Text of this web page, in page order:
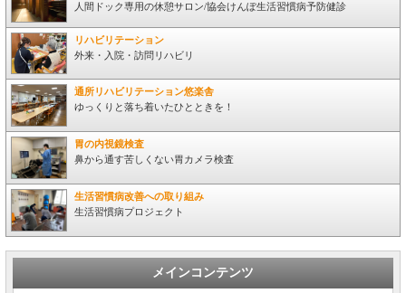
人間ドック専用の休憩サロン/協会けんぽ生活習慣病予防健診
リハビリテーション
外来・入院・訪問リハビリ
通所リハビリテーション悠楽舎
ゆっくりと落ち着いたひとときを！
胃の内視鏡検査
鼻から通す苦しくない胃カメラ検査
生活習慣病改善への取り組み
生活習慣病プロジェクト
メインコンテンツ